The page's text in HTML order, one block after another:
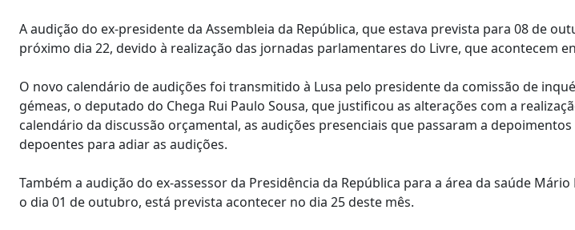
A audição do ex-presidente da Assembleia da República, que estava prevista para 08 de
próximo dia 22, devido à realização das jornadas parlamentares do Livre, que acontecem
O novo calendário de audições foi transmitido à Lusa pelo presidente da comissão de
gémeas, o deputado do Chega Rui Paulo Sousa, que justificou as alterações com a
calendário da discussão orçamental, as audições presenciais que passaram a
depoentes para adiar as audições.
Também a audição do ex-assessor da Presidência da República para a área da saúde
o dia 01 de outubro, está prevista acontecer no dia 25 deste mês.